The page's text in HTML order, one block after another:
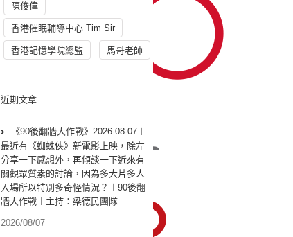
陳俊偉
香港催眠輔導中心 Tim Sir
香港記憶學院總監 馬哥老師
近期文章
《90後翻牆大作戰》2026-08-07︱
最近有《蜘蛛俠》新電影上映，除左
分享一下感想外，再傾談一下近來有
關觀眾質素的討論，因為多大片多人
入場所以特別多奇怪情況？︱90後翻
牆大作戰︱主持：梁德民團隊
2026/08/07